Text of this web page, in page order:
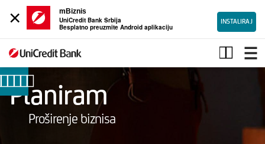
×
mBiznis
UniCredit Bank Srbija
Besplatno preuzmite Android aplikaciju
INSTALIRAJ
Kredit
za
obrtna
sredstva
Planiram
Proširenje biznisa